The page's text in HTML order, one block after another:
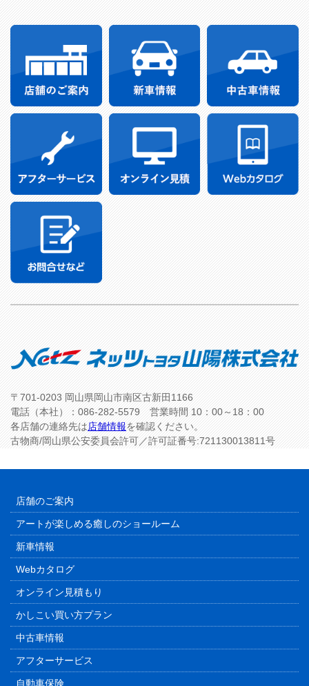
〒701-0203 岡山県岡山市南区古新田1166
電話（本社）：086-282-5579 営業時間 10：00～18：00
各店舗の連絡先は店舗情報を確認ください。
古物商/岡山県公安委員会許可／許可証番号:721130013811号
店舗のご案内
アートが楽しめる癒しのショールーム
新車情報
Webカタログ
オンライン見積もり
かしこい買い方プラン
中古車情報
アフターサービス
自動車保険